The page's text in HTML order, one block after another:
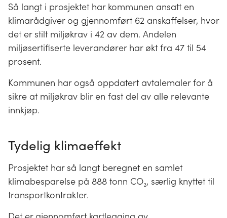
Så langt i prosjektet har kommunen ansatt en
klimarådgiver og gjennomført 62 anskaffelser, hvor
det er stilt miljøkrav i 42 av dem. Andelen
miljøsertifiserte leverandører har økt fra 47 til 54
prosent.
Kommunen har også oppdatert avtalemaler for å
sikre at miljøkrav blir en fast del av alle relevante
innkjøp.
Tydelig klimaeffekt
Prosjektet har så langt beregnet en samlet
klimabesparelse på 888 tonn CO₂, særlig knyttet til
transportkontrakter.